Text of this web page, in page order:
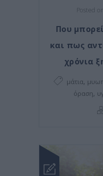
Posted
Που
και πως
χρόνια
μάτια,
όραση,